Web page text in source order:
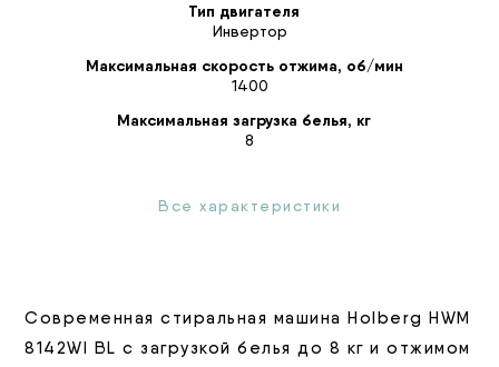
Тип двигателя
Инвертор
Максимальная скорость отжима, об/мин
1400
Максимальная загрузка белья, кг
8
Все характеристики
Современная стиральная машина Holberg HWM
8142WI BL с загрузкой белья до 8 кг и отжимом